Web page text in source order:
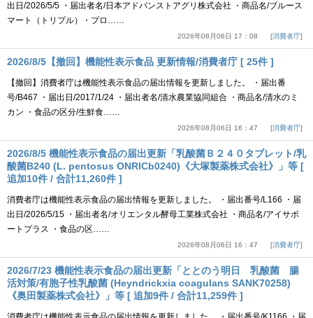
出日/2026/5/5 ・届出者名/日本アドバンストアグリ株式会社 ・商品名/ブルース
マート（トリプル）・プロ……
2026年08月06日 17：08 消費者庁
2026/8/5【撤回】機能性表示食品 更新情報/消費者庁 [ 25件 ]
【撤回】消費者庁は機能性表示食品の届出情報を更新しました。 ・届出番
号/B467 ・届出日/2017/1/24 ・届出者名/清水農業協同組合 ・商品名/清水のミ
カン ・食品の区分/生鮮食……
2026年08月06日 16：47 消費者庁
2026/8/5 機能性表示食品の届出更新「乳酸菌Ｂ２４０タブレット/乳
酸菌B240 (L. pentosus ONRICb0240)《大塚製薬株式会社》」等 [
追加10件 / 合計11,260件 ]
消費者庁は機能性表示食品の届出情報を更新しました。 ・届出番号/L166 ・届
出日/2026/5/15 ・届出者名/オリエンタル酵母工業株式会社 ・商品名/アイサポ
ートプラス ・食品の区……
2026年08月06日 16：47 消費者庁
2026/7/23 機能性表示食品の届出更新「ととのう明日 乳酸菌 腸
活対策/有胞子性乳酸菌 (Heyndrickxia coagulans SANK70258)
《奥田製薬株式会社》」等 [ 追加9件 / 合計11,259件 ]